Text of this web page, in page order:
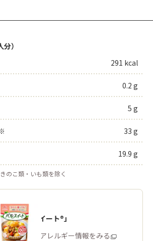
）
291 kcal
0.2 g
5 g
33 g
19.9 g
のこ類・いも類を除く
「パルスイート®」
商品・アレルギー情報をみる